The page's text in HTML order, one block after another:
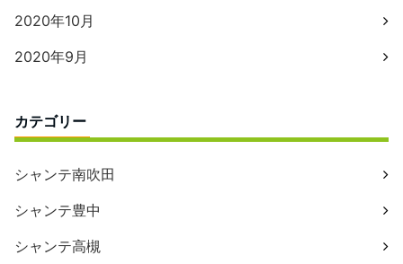
2020年10月
2020年9月
カテゴリー
シャンテ南吹田
シャンテ豊中
シャンテ高槻